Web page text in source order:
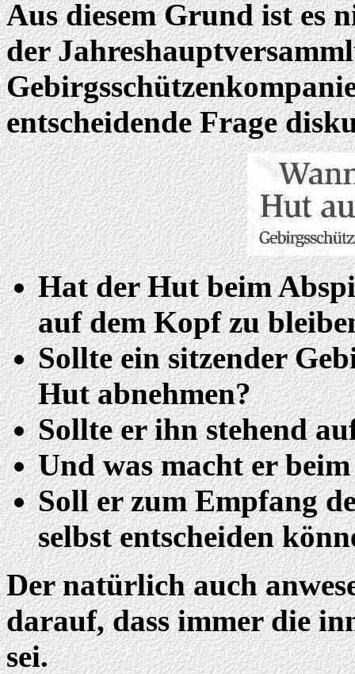
Aus diesem Grund ist es
der
entscheidende Frage
Hat der Hut beim
auf dem Kopf zu
Sollte ein sitzender
Hut abnehmen?
Sollte er ihn stehend
Und was macht er
Soll er zum Empfang
selbst entscheiden
Der natürlich auch
darauf, dass immer die
sei.